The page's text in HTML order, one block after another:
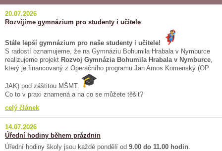
20.07.2026
Rozvíjíme gymnázium pro studenty i učitele
Stále lepší gymnázium pro naše studenty i učitele!
S radostí oznamujeme, že na Gymnáziu Bohumila Hrabala v Nymburce
realizujeme projekt Rozvoj Gymnázia Bohumila Hrabala v Nymburce
který je financovaný z Operačního programu Jan Amos Komenský (OP
JAK) pod záštitou MŠMT.
Co to v praxi znamená a na co se můžete těšit?
celý článek
14.07.2026
Úřední hodiny během prázdnin
Úřední hodiny školy jsou každé pondělí od 9.00 do 11.00 hodin